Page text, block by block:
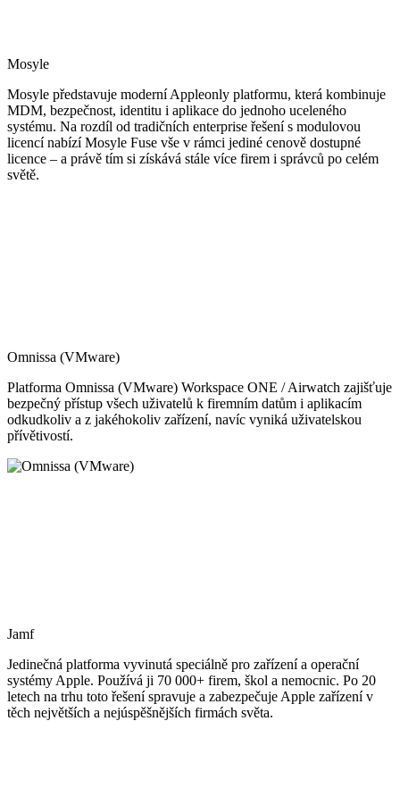
Mosyle
Mosyle představuje moderní Appleonly platformu, která kombinuje
MDM, bezpečnost, identitu i aplikace do jednoho uceleného
systému. Na rozdíl od tradičních enterprise řešení s modulovou
licencí nabízí Mosyle Fuse vše v rámci jediné cenově dostupné
licence – a právě tím si získává stále více firem i správců po celém
světě.
Omnissa (VMware)
Platforma Omnissa (VMware) Workspace ONE / Airwatch zajišťuje
bezpečný přístup všech uživatelů k firemním datům i aplikacím
odkudkoliv a z jakéhokoliv zařízení, navíc vyniká uživatelskou
přívětivostí.
Jamf
Jedinečná platforma vyvinutá speciálně pro zařízení a operační
systémy Apple. Používá ji 70 000+ firem, škol a nemocnic. Po 20
letech na trhu toto řešení spravuje a zabezpečuje Apple zařízení v
těch největších a nejúspěšnějších firmách světa.